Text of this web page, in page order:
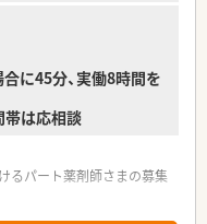
に45分、実働8時間を
帯は応相談
るパート薬剤師さまの募集